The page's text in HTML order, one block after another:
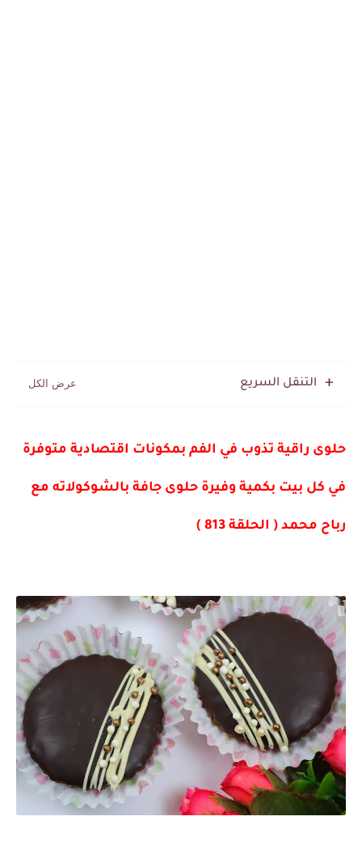
التنقل السريع
حلوى راقية تذوب في الفم بمكونات اقتصادية متوفرة
في كل بيت بكمية وفيرة حلوى جافة بالشوكولاته مع
رباح محمد ( الحلقة 813 )